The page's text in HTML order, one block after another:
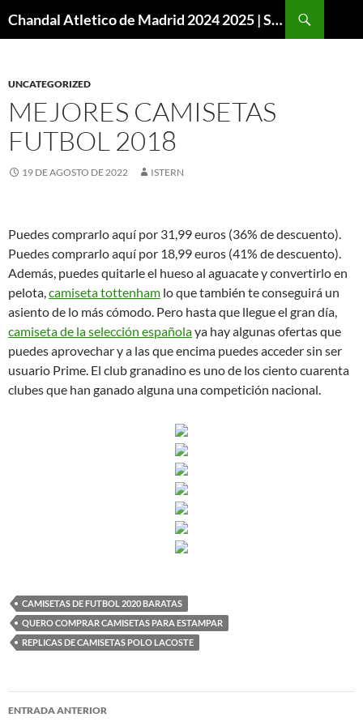
Chandal Atletico de Madrid 2024 2025 | SuperVigo
UNCATEGORIZED
MEJORES CAMISETAS
FUTBOL 2018
19 DE AGOSTO DE 2022 ISTERN
Puedes comprarlo aquí por 31,99 euros (36% de descuento).
Puedes comprarlo aquí por 18,99 euros (41% de descuento).
Además, puedes quitarle el hueso al aguacate y convertirlo en
pelota,camiseta tottenham lo que también te conseguirá un
asiento de lo más cómodo. Pero hasta que llegue el gran día,
camiseta de la selección españolaya hay algunas ofertas que
puedes aprovechar y a las que encima puedes acceder sin ser
usuario Prime. El club granadino es uno de los ciento cuarenta
clubes que han ganado alguna una competición nacional.
CAMISETAS DE FUTBOL 2020 BARATAS
QUERO COMPRAR CAMISETAS PARA ESTAMPAR
REPLICAS DE CAMISETAS POLO LACOSTE
Navegación
ENTRADA ANTERIOR